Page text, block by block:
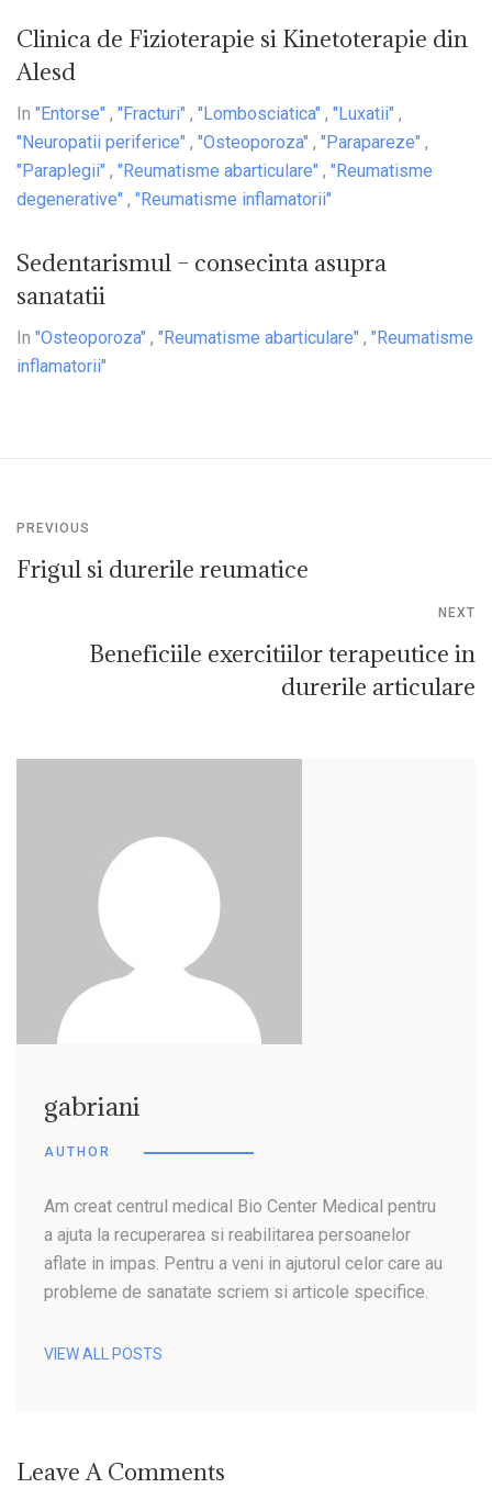
Clinica de Fizioterapie si Kinetoterapie din
Alesd
In "Entorse" , "Fracturi" , "Lombosciatica" , "Luxatii" ,
"Neuropatii periferice" , "Osteoporoza" , "Parapareze" ,
"Paraplegii" , "Reumatisme abarticulare" , "Reumatisme
degenerative" , "Reumatisme inflamatorii"
Sedentarismul – consecinta asupra
sanatatii
In "Osteoporoza" , "Reumatisme abarticulare" , "Reumatisme
inflamatorii"
PREVIOUS
Frigul si durerile reumatice
NEXT
Beneficiile exercitiilor terapeutice in
durerile articulare
gabriani
AUTHOR
Am creat centrul medical Bio Center Medical pentru
a ajuta la recuperarea si reabilitarea persoanelor
aflate in impas. Pentru a veni in ajutorul celor care au
probleme de sanatate scriem si articole specifice.
VIEW ALL POSTS
Leave A Comments